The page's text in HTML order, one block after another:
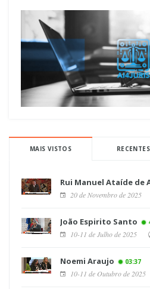
MAIS VISTOS RECENTES
Rui Manuel Ataíde de
20 de Novembro de 2025
João Espirito Santo
10-11 de Julho de 2025
Noemi Araujo 03:37
10-11 de Outubro de 2025